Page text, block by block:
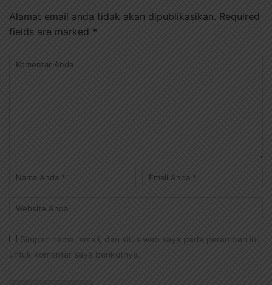
Alamat email anda tidak akan dipublikasikan. Required
fields are marked *
Simpan nama, email, dan situs web saya pada peramban ini
untuk komentar saya berikutnya.